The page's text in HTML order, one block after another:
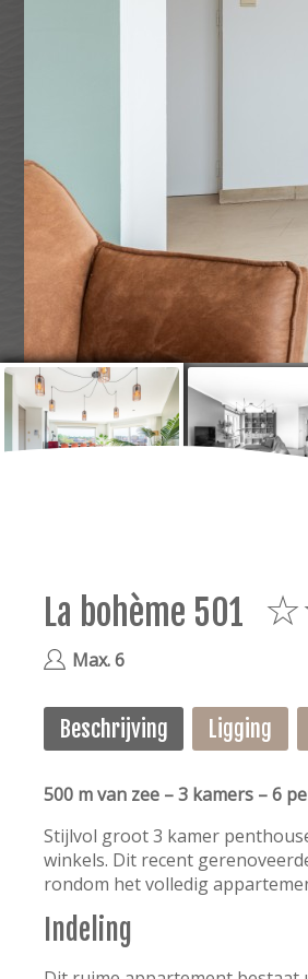
La bohème 501
Max. 6
Beschrijving Ligging
500 m van zee – 3 kamers – 6
Stijlvol groot 3 kamer
winkels. Dit recent
rondom het volledig
Indeling